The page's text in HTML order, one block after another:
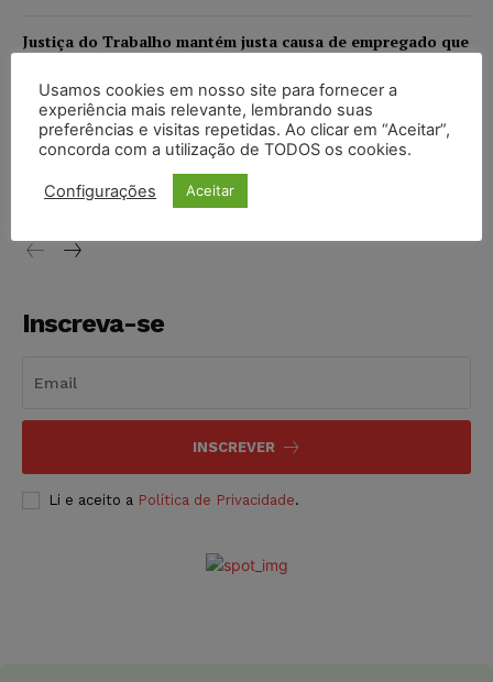
Justiça do Trabalho mantém justa causa de empregado que
NOTÍCIAS 07/08/2026
Justiça de SP decreta prisão de suspeito investigado na
NOTÍCIAS 07/08/2026
Inscreva-se
INSCREVER
Li e aceito a Política de Privacidade.
Usamos cookies em nosso site para fornecer a
experiência mais relevante, lembrando suas
preferências e visitas repetidas. Ao clicar em “Aceitar”,
concorda com a utilização de TODOS os cookies.
Configurações Aceitar